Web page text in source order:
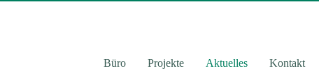
Büro Projekte Aktuelles Kontakt